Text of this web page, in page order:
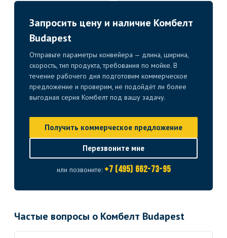
Запросить цену и наличие Комбелт
Budapest
Отправьте параметры конвейера — длина, ширина,
скорость, тип продукта, требования по мойке. В
течение рабочего дня подготовим коммерческое
предложение и проверим, не подойдёт ли более
выгодная серия Комбелт под вашу задачу.
Получить коммерческое предложение
Перезвоните мне
или позвоните: +7 (495) 662-73-95
Частые вопросы о Комбелт Budapest